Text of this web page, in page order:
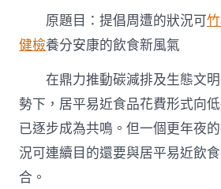
原題目：提倡周遭的狀況可
健檢養分安康的飲食新風氣
在鼎力推動碳減排及生態文
勢下，居平易近食品花費形式向
已逐步成為共鳴。但一個更年夜
況可連續目的還要與居平易近飲
合。